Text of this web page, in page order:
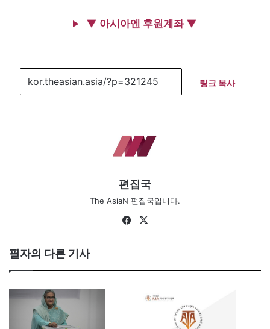
▼ 아시아엔 후원계좌 ▼
링크 복사
편집국
The AsiaN 편집국입니다.
Fa
필자의 다른 기사